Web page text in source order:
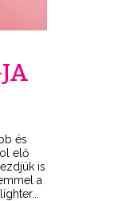
és
elő
is
a